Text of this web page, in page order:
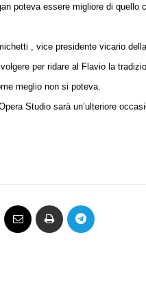
poteva essere migliore di quello
, vice presidente vicario
per ridare al Flavio la
meglio non si poteva.
Studio sarà un’ulteriore